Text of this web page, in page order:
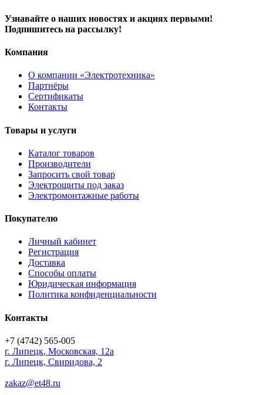
Узнавайте о наших новостях и акциях первыми!
Подпишитесь на рассылку!
Компания
О компании «Электротехника»
Партнёры
Сертификаты
Контакты
Товары и услуги
Каталог товаров
Производители
Запросить свой товар
Электрощиты под заказ
Электромонтажные работы
Покупателю
Личный кабинет
Регистрация
Доставка
Способы оплаты
Юридическая информация
Политика конфиденциальности
Контакты
+7 (4742) 565-005
г. Липецк, Московская, 12а
г. Липецк, Свиридова, 2
zakaz@et48.ru